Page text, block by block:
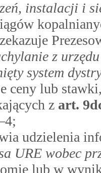
instalacji i
z
system
ceny lub
z art.
udzielenia
URE wobec
lub w